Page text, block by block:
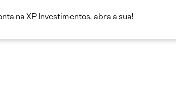
na XP Investimentos, abra a sua!